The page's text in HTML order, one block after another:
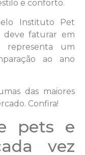
e conforto.
Instituto Pet
deve faturar em
representa um
ao ano
das maiores
Confira!
pets e
vez